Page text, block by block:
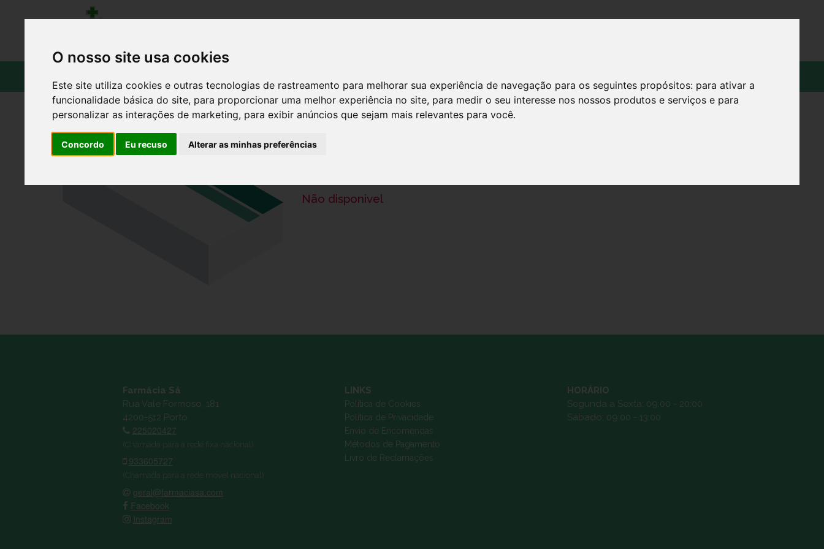
O nosso site usa cookies
Este site utiliza cookies e outras tecnologias de rastreamento para melhorar sua experiência de navegação para os seguintes propósitos: para ativar a
funcionalidade básica do site, para proporcionar uma melhor experiência no site, para medir o seu interesse nos nossos produtos e serviços e para
personalizar as interações de marketing, para exibir anúncios que sejam mais relevantes para você.
Concordo Eu recuso Alterar as minhas preferências
RHINOMER BABY SPRAY NASAL 50ML
Ref.: 7253807
Não disponivel
Farmácia Sá
Rua Vale Formoso, 181
4200-512 Porto
225020427
(Chamada para a rede fixa nacional)
933605727
(Chamada para a rede móvel nacional)
geral@farmaciasa.com
Facebook
Instagram
LINKS
Política de Cookies
Política de Privacidade
Envio de Encomendas
Métodos de Pagamento
Livro de Reclamações
HORÁRIO
Segunda a Sexta: 09:00 - 20:00
Sábado: 09:00 - 13:00